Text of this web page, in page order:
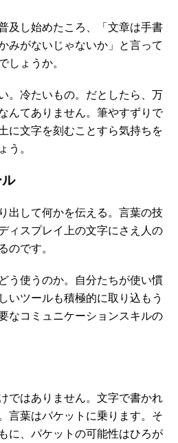
及し始めたころ、「文章は手書
みがないじゃないか」と言って
しょうか。
。冷たいもの。だとしたら、万
んてありません。筆やすずりで
に文字を刻むことすら気持ちを
う。
出して何かを伝える。言葉の技
ィスプレイ上の文字にさえ人の
のです。
う使うのか。自分たちが使い慣
いツールも積極的に取り込もう
なコミュニケーションスキルの
ではありません。文字で書かれ
言葉はパケットに乗ります。そ
に、パケットの可能性はひろが